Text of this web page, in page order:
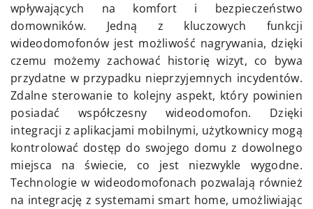
wpływających na komfort i bezpieczeństwo
domowników. Jedną z kluczowych funkcji
wideodomofonów jest możliwość nagrywania, dzięki
czemu możemy zachować historię wizyt, co bywa
przydatne w przypadku nieprzyjemnych incydentów.
Zdalne sterowanie to kolejny aspekt, który powinien
posiadać współczesny wideodomofon. Dzięki
integracji z aplikacjami mobilnymi, użytkownicy mogą
kontrolować dostęp do swojego domu z dowolnego
miejsca na świecie, co jest niezwykle wygodne.
Technologie w wideodomofonach pozwalają również
na integrację z systemami smart home, umożliwiając